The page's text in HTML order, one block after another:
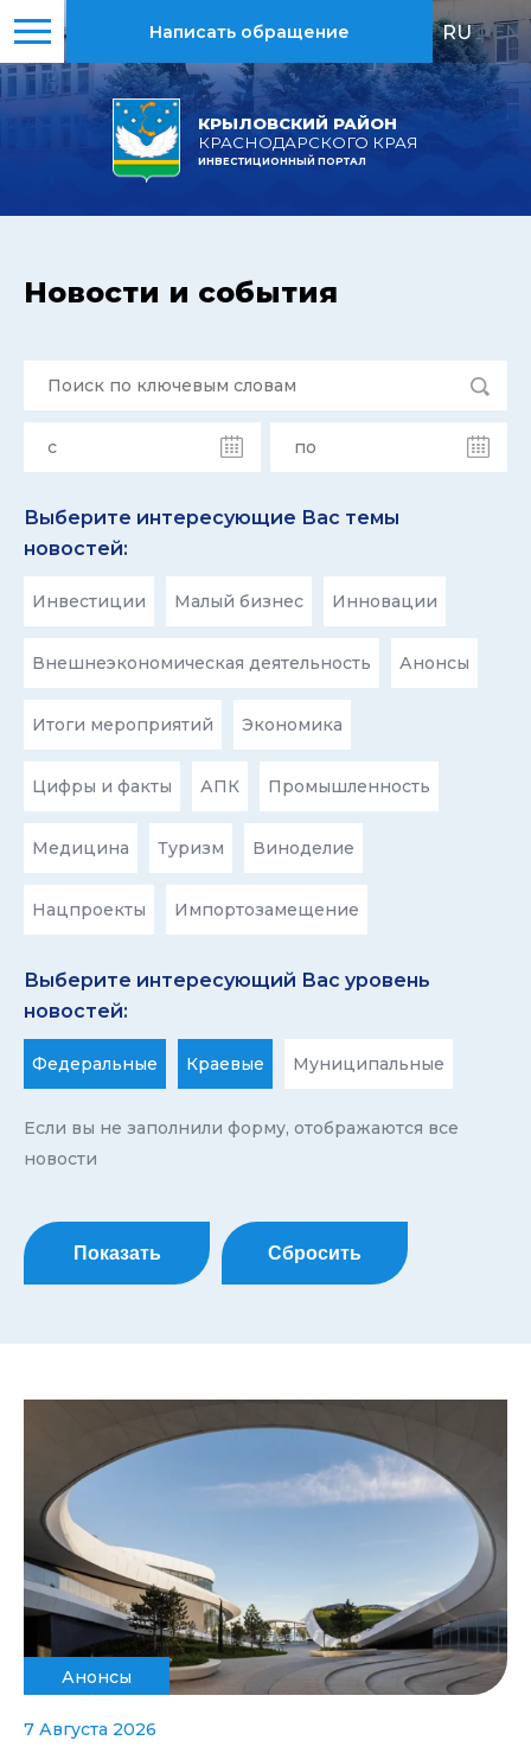
КРЫЛОВСКИЙ РАЙОН
КРАСНОДАРСКОГО КРАЯ
ИНВЕСТИЦИОННЫЙ ПОРТАЛ
Написать обращение RU | EN
Новости и события
Выберите интересующие Вас темы
новостей:
Инвестиции Малый бизнес Инновации
Внешнеэкономическая деятельность Анонсы
Итоги мероприятий Экономика
Цифры и факты АПК Промышленность
Медицина Туризм Виноделие
Нацпроекты Импортозамещение
Выберите интересующий Вас уровень
новостей:
Федеральные Краевые Муниципальные
Если вы не заполнили форму, отображаются все
новости
Показать Сбросить
Анонсы
7 Августа 2026